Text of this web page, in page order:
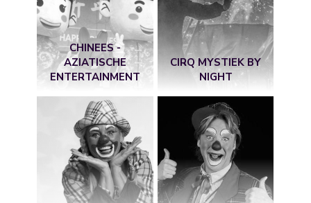
CHINEES -
AZIATISCHE
ENTERTAINMENT
CIRQ MYSTIEK BY
NIGHT